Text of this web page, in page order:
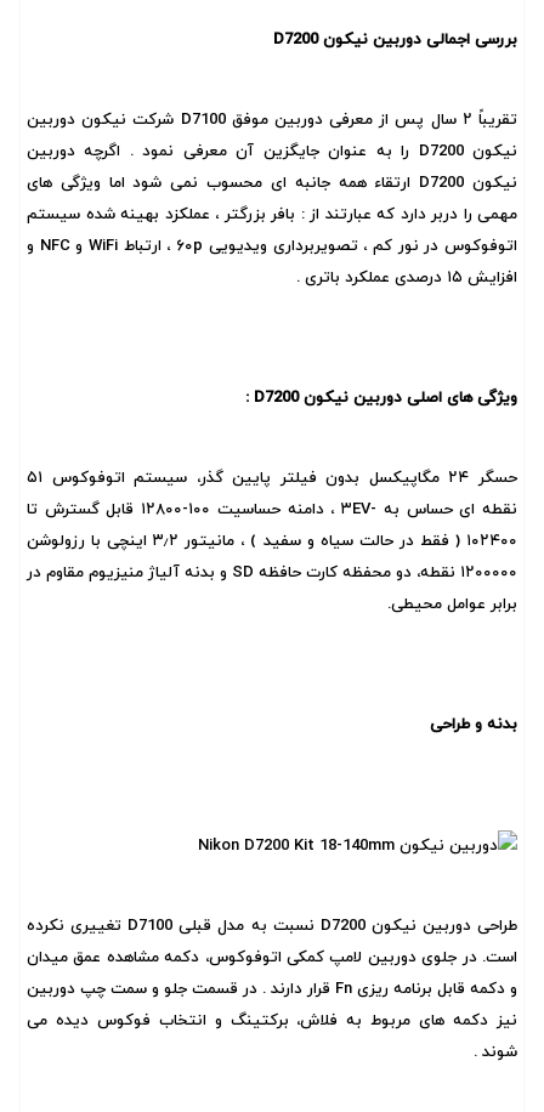
بررسی اجمالی دوربین نیکون D7200
تقریباً ۲ سال پس از معرفی دوربین موفق D7100 شرکت نیکون دوربین
نیکون D7200 را به عنوان جایگزین آن معرفی نمود . اگرچه دوربین
نیکون D7200 ارتقاء همه جانبه ای محسوب نمی شود اما ویژگی های
مهمی را دربر دارد که عبارتند از : بافر بزرگتر ، عملکزد بهینه شده سیستم
اتوفوکوس در نور کم ، تصویربرداری ویدیویی ۶۰p ، ارتباط WiFi و NFC و
افزایش ۱۵ درصدی عملکرد باتری .
ویژگی های اصلی دوربین نیکون D7200 :
حسگر ۲۴ مگاپیکسل بدون فیلتر پایین گذر، سیستم اتوفوکوس ۵۱
نقطه ای حساس به -۳EV ، دامنه حساسیت ۱۰۰-۱۲۸۰۰ قابل گسترش تا
۱۰۲۴۰۰ ( فقط در حالت سیاه و سفید ) ، مانیتور ۳٫۲ اینچی با رزولوشن
۱۲۰۰۰۰۰ نقطه، دو محفظه کارت حافظه SD و بدنه آلیاژ منیزیوم مقاوم در
برابر عوامل محیطی.
بدنه و طراحی
طراحی دوربین نیکون D7200 نسبت به مدل قبلی D7100 تغییری نکرده
است. در جلوی دوربین لامپ کمکی اتوفوکوس، دکمه مشاهده عمق میدان
و دکمه قابل برنامه ریزی Fn قرار دارند . در قسمت جلو و سمت چپ دوربین
نیز دکمه های مربوط به فلاش، برکتینگ و انتخاب فوکوس دیده می
شوند .